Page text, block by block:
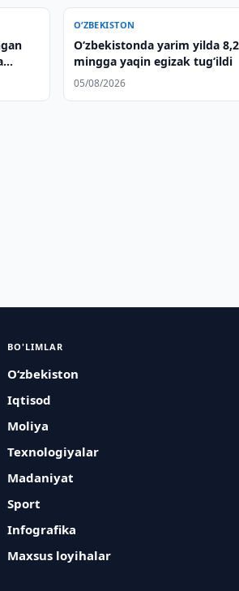
O‘ZBEKISTON
O‘zbekistonda yarim yilda 8,2
mingga yaqin egizak tug‘ildi
05/08/2026
BO'LIMLAR
O‘zbekiston
Iqtisod
Moliya
Texnologiyalar
Madaniyat
Sport
Infografika
Maxsus loyihalar